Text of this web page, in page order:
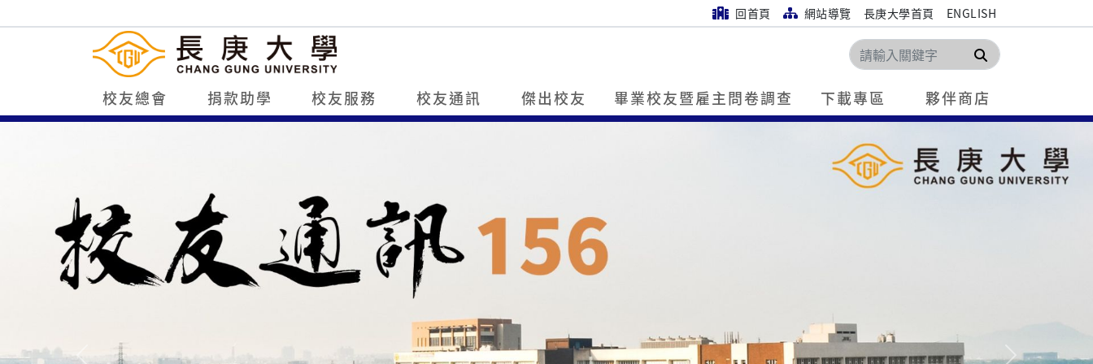
回首頁 網站導覽 長庚大學首頁 ENGLISH
搜尋
校友總會 捐款助學 校友服務 校友通訊 傑出校友 畢業校友暨雇主問卷調查 下載專區 夥伴商店